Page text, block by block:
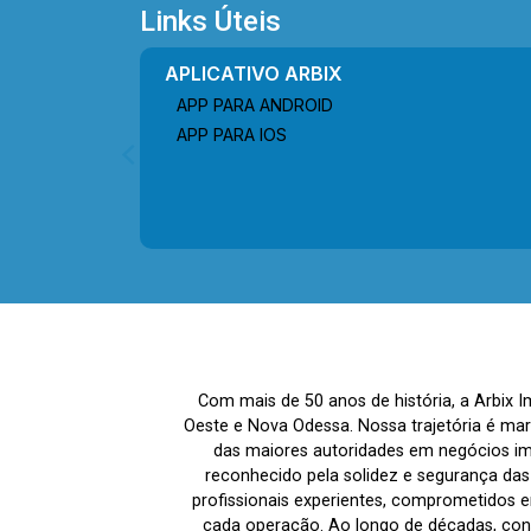
Av. Jayme Feola e Av. Luis Bassette. A
região conta com escolas, restaurantes
e supermercados, oferecendo
praticidade e fácil acesso aos
principais serviços do dia a dia. Entre
Links Úteis
APLICATIVO ARBIX
APP PARA ANDROID
APP PARA IOS
Com mais de 50 anos de história, a Arbix
Oeste e Nova Odessa. Nossa trajetória é
das maiores autoridades em negócios
reconhecido pela solidez e segurança
profissionais experientes, comprometidos
cada operação. Ao longo de décadas,